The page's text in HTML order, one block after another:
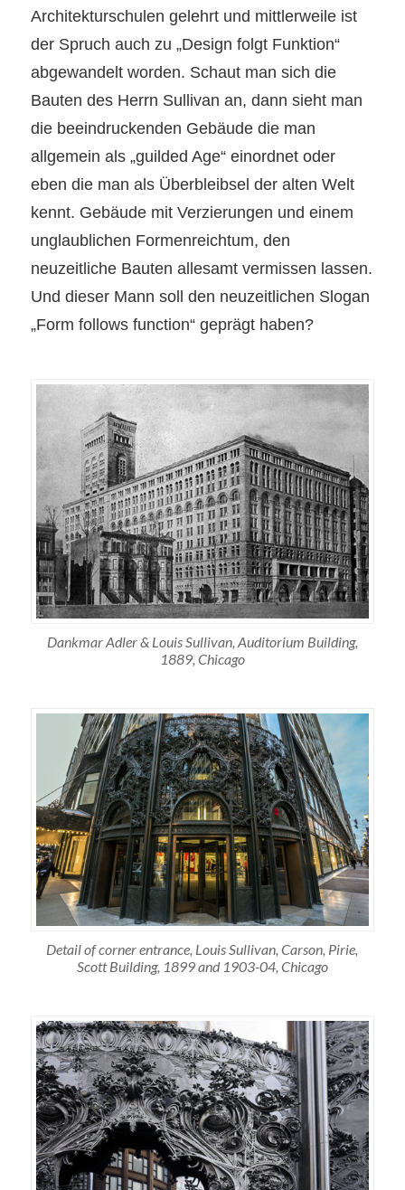
Architekturschulen gelehrt und mittlerweile ist
der Spruch auch zu „Design folgt Funktion“
abgewandelt worden. Schaut man sich die
Bauten des Herrn Sullivan an, dann sieht man
die beeindruckenden Gebäude die man
allgemein als „guilded Age“ einordnet oder
eben die man als Überbleibsel der alten Welt
kennt. Gebäude mit Verzierungen und einem
unglaublichen Formenreichtum, den
neuzeitliche Bauten allesamt vermissen lassen.
Und dieser Mann soll den neuzeitlichen Slogan
„Form follows function“ geprägt haben?
Dankmar Adler & Louis Sullivan, Auditorium Building,
1889, Chicago
Detail of corner entrance, Louis Sullivan, Carson, Pirie,
Scott Building, 1899 and 1903-04, Chicago